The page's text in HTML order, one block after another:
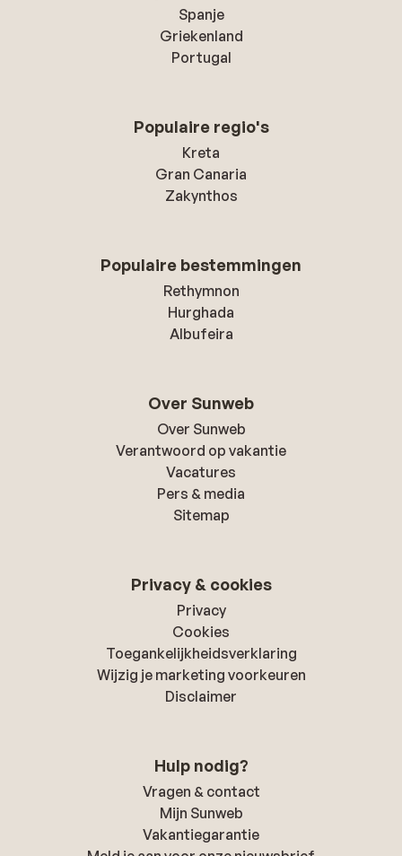
Spanje
Griekenland
Portugal
Populaire regio's
Kreta
Gran Canaria
Zakynthos
Populaire bestemmingen
Rethymnon
Hurghada
Albufeira
Over Sunweb
Over Sunweb
Verantwoord op vakantie
Vacatures
Pers & media
Sitemap
Privacy & cookies
Privacy
Cookies
Toegankelijkheidsverklaring
Wijzig je marketing voorkeuren
Disclaimer
Hulp nodig?
Vragen & contact
Mijn Sunweb
Vakantiegarantie